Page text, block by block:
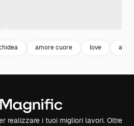
amore cuore love
realizzare i tuoi migliori lavori. Oltre